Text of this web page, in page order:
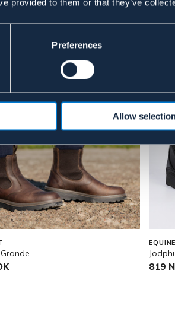
provided to them or that they’ve
Preferences
Allow
EQUINE
819